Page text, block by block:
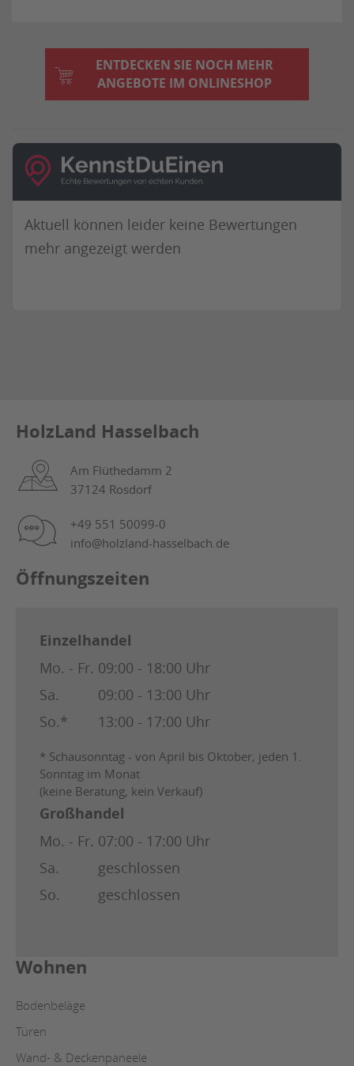
ENTDECKEN SIE NOCH MEHR
ANGEBOTE IM ONLINESHOP
Aktuell können leider keine Bewertungen
mehr angezeigt werden
HolzLand Hasselbach
Am Flüthedamm 2
37124 Rosdorf
+49 551 50099-0
info@holzland-hasselbach.de
Öffnungszeiten
Einzelhandel
Mo. - Fr. 09:00 - 18:00 Uhr
Sa.
09:00 - 13:00 Uhr
So.*
13:00 - 17:00 Uhr
* Schausonntag - von April bis Oktober, jeden 1.
Sonntag im Monat
(keine Beratung, kein Verkauf)
Großhandel
Mo. - Fr. 07:00 - 17:00 Uhr
Sa.
geschlossen
So.
geschlossen
Wohnen
Bodenbeläge
Türen
Wand- & Deckenpaneele